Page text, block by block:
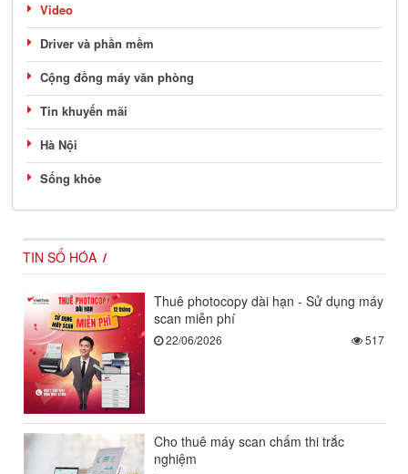
Video
Driver và phần mềm
Cộng đồng máy văn phòng
Tin khuyến mãi
Hà Nội
Sống khỏe
TIN SỐ HÓA
Thuê photocopy dài hạn - Sử dụng máy
scan miễn phí
22/06/2026 517
Cho thuê máy scan chấm thi trắc
nghiệm